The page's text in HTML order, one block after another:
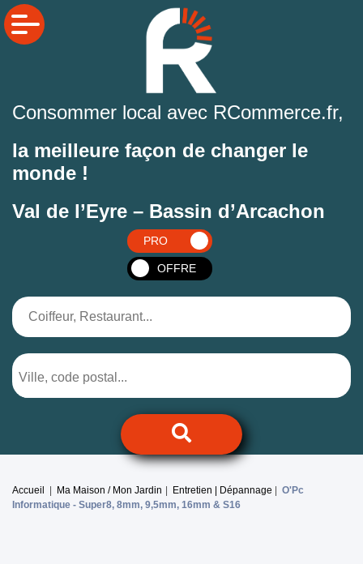
Consommer local avec RCommerce.fr,
la meilleure façon de changer le
monde !
Val de l’Eyre – Bassin d’Arcachon
PRO
OFFRE
Accueil Ma Maison / Mon Jardin Entretien | Dépannage
O'Pc
Informatique - Super8, 8mm, 9,5mm, 16mm & S16